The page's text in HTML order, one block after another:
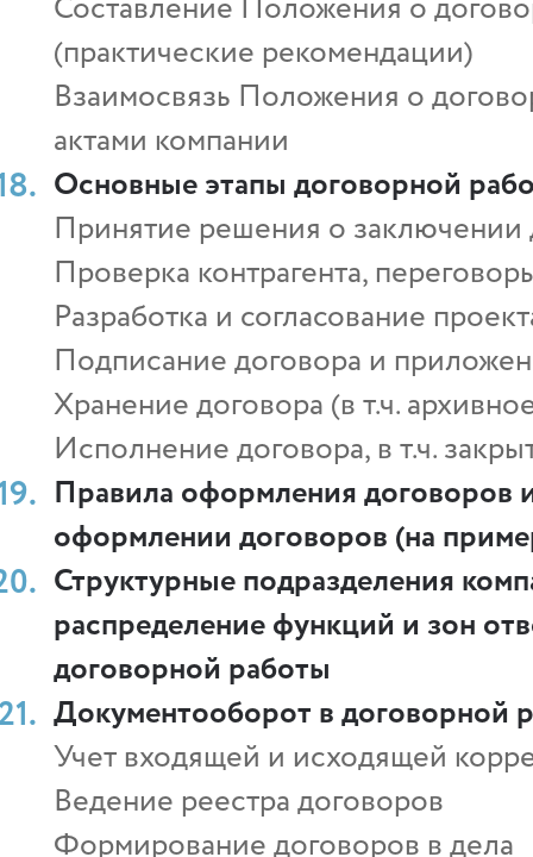
(практические рекомендации)
Взаимосвязь Положения о
актами компании
Основные этапы договорной
Принятие решения о заключении
Проверка контрагента,
Разработка и согласование
Подписание договора и
Хранение договора (в т.ч.
Исполнение договора, в т.ч.
Правила оформления договоров
оформлении договоров (на
Структурные подразделения
распределение функций и зон
договорной работы
Документооборот в договорной
Учет входящей и исходящей
Ведение реестра договоров
Формирование договоров в дела